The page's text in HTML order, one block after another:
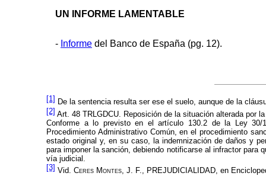
UN INFORME LAMENTABLE
- Informe del Banco de España (pg. 12).
[1] De la sentencia resulta ser ese el suelo, aunque de la
[2] Art. 48 TRLGDCU. Reposición de la situación alterada por
Conforme a lo previsto en el artículo 130.2 de la Ley 30/
Procedimiento Administrativo Común, en el procedimiento
estado original y, en su caso, la indemnización de daños y
para imponer la sanción, debiendo notificarse al infractor
vía judicial.
[3] Vid. Ceres Montes, J. F., PREJUDICIALIDAD, en